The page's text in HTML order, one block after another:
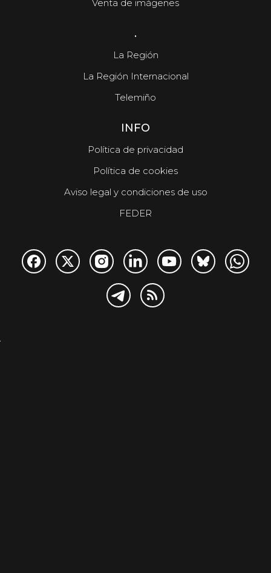
Venta de imágenes
.
La Región
La Región Internacional
Telemiño
INFO
Política de privacidad
Política de cookies
Aviso legal y condiciones de uso
FEDER